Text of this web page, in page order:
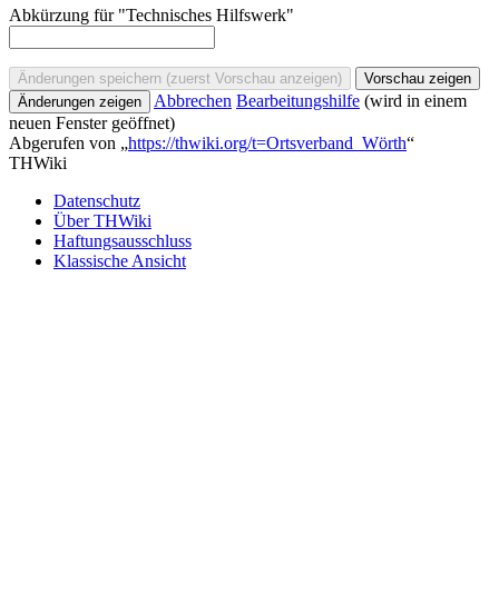
Abkürzung für "Technisches Hilfswerk"
Abbrechen Bearbeitungshilfe (wird in einem
neuen Fenster geöffnet)
Abgerufen von „https://thwiki.org/t=Ortsverband_Wörth“
THWiki
Datenschutz
Über THWiki
Haftungsausschluss
Klassische Ansicht